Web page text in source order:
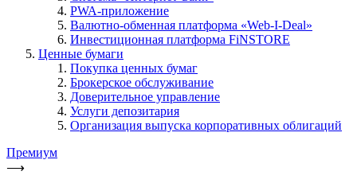
PWA-приложение
Валютно-обменная платформа «Web-I-Deal»
Инвестиционная платформа FiNSTORE
Ценные бумаги
Покупка ценных бумаг
Брокерское обслуживание
Доверительное управление
Услуги депозитария
Организация выпуска корпоративных облигаций
Премиум
⟶